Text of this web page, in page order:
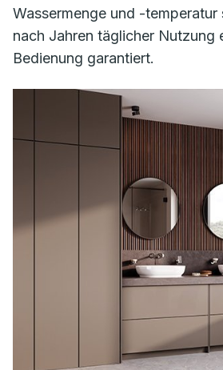
Wassermenge und -temperatur
nach Jahren täglicher Nutzung
Bedienung garantiert.